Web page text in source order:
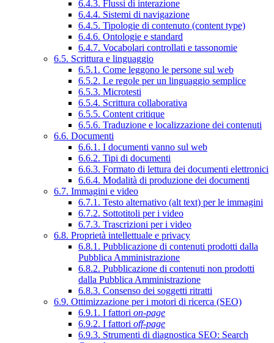
6.4.3. Flussi di interazione
6.4.4. Sistemi di navigazione
6.4.5. Tipologie di contenuto (content type)
6.4.6. Ontologie e standard
6.4.7. Vocabolari controllati e tassonomie
6.5. Scrittura e linguaggio
6.5.1. Come leggono le persone sul web
6.5.2. Le regole per un linguaggio semplice
6.5.3. Microtesti
6.5.4. Scrittura collaborativa
6.5.5. Content critique
6.5.6. Traduzione e localizzazione dei contenuti
6.6. Documenti
6.6.1. I documenti vanno sul web
6.6.2. Tipi di documenti
6.6.3. Formato di lettura dei documenti elettronici
6.6.4. Modalità di produzione dei documenti
6.7. Immagini e video
6.7.1. Testo alternativo (alt text) per le immagini
6.7.2. Sottotitoli per i video
6.7.3. Trascrizioni per i video
6.8. Proprietà intellettuale e privacy
6.8.1. Pubblicazione di contenuti prodotti dalla
Pubblica Amministrazione
6.8.2. Pubblicazione di contenuti non prodotti
dalla Pubblica Amministrazione
6.8.3. Consenso dei soggetti ritratti
6.9. Ottimizzazione per i motori di ricerca (SEO)
6.9.1. I fattori on-page
6.9.2. I fattori off-page
6.9.3. Strumenti di diagnostica SEO: Search